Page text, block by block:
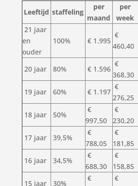
Leeftijd staffeling
per
maand
per
week
21 jaar
en
ouder
100% € 1.995
€
460,40
20 jaar 80% € 1.596
€
368,30
19 jaar
60% € 1.197
€
276,25
18 jaar
50%
€
997,50
€
230,20
17 jaar
39,5%
€
788,05
€
181,85
16 jaar
34,5%
€
688,30
€
158,85
15 jaar
30%
€
€